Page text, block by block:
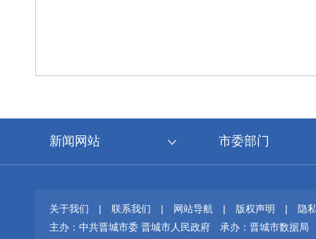
新闻网站 市委部门
关于我们 | 联系我们 | 网站导航 | 版权声明 |
隐
主办：中共晋城市委 晋城市人民政府
承办：晋城市数据局